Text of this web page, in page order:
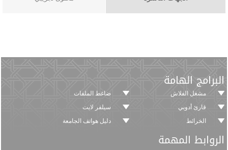
البرامج الهامة
مشغل الفلاش
ضاغط الملفات
قارئ أدوبي
سيلفر لايت
الخرائط
دليل هواتف الجامعة
الروابط المهمة